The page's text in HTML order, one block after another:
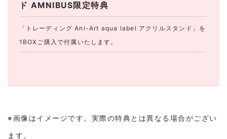
ド AMNIBUS限定特典
「トレーディング Ani-Art aqua label アクリルスタンド」を
1BOXご購入で付属いたします。
※画像はイメージです。実際の特典とは異なる場合がござい
ます。